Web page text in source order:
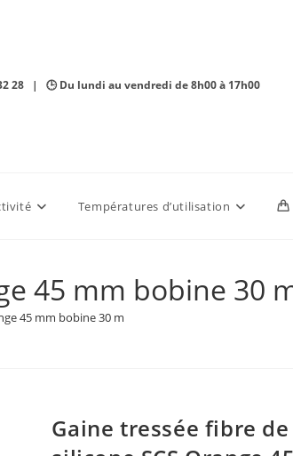
28 | 🕒 Du lundi au vendredi de 8h00 à 17h00
Températures d’utilisation
45 mm bobine 30
45 mm bobine 30 m
Gaine tressée fibre